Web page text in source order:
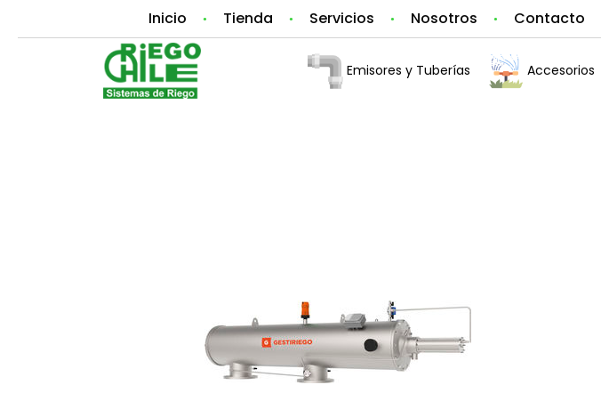
Inicio Tienda Servicios Nosotros Contacto
Emisores y Tuberías Accesorios